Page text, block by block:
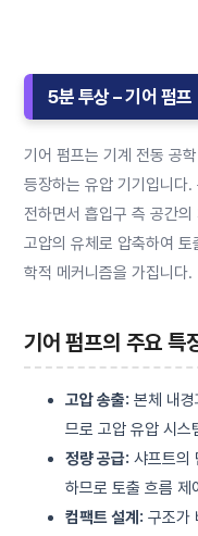
5분 투상 – 기어 펌프
기어 펌프는 기계 전동 공
등장하는 유압 기기입니다
전하면서 흡입구 측 공간
고압의 유체로 압축하여
학적 메커니즘을 가집니다.
기어 펌프의 주요 특
고압 송출: 본체 내
므로 고압 유압 시스
정량 공급: 샤프트의
하므로 토출 흐름 제
컴팩트 설계: 구조가